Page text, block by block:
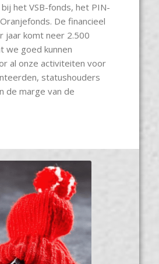
het VSB-fonds, het PIN-
De financieel
jaar komt neer 2.500
we goed kunnen
al onze activiteiten voor
statushouders
de marge van de